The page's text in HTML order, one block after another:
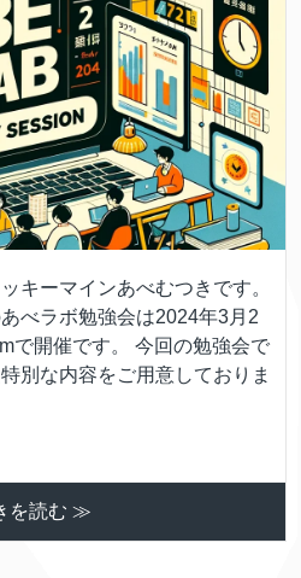
キーマインあべむつきです。
べラボ勉強会は2024年3月2
で開催です。 今回の勉強会で
別な内容をご用意しておりま
を読む ≫